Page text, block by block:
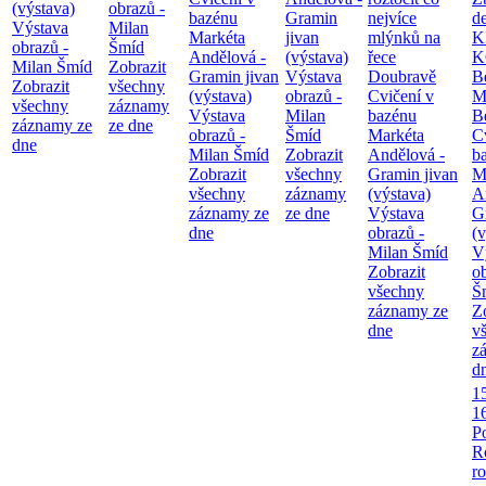
(výstava)
Výstava
obrazů -
Milan Šmíd
Zobrazit
všechny
záznamy ze
dne
obrazů -
Milan
Šmíd
Zobrazit
všechny
záznamy
ze dne
bazénu
Markéta
Andělová -
Gramin jivan
(výstava)
Výstava
obrazů -
Milan Šmíd
Zobrazit
všechny
záznamy ze
dne
Gramin
jivan
(výstava)
Výstava
obrazů -
Milan
Šmíd
Zobrazit
všechny
záznamy
ze dne
nejvíce
mlýnků na
řece
Doubravě
Cvičení v
bazénu
Markéta
Andělová -
Gramin jivan
(výstava)
Výstava
obrazů -
Milan Šmíd
Zobrazit
všechny
záznamy ze
dne